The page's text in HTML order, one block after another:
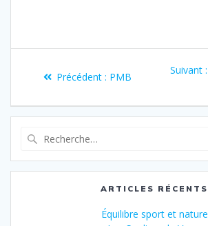
Précédent : PMB
Suivant :
ARTICLES RÉCENTS
Équilibre sport et nature